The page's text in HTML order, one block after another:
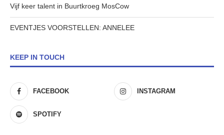
Vijf keer talent in Buurtkroeg MosCow
EVENTJES VOORSTELLEN: ANNELEE
KEEP IN TOUCH
FACEBOOK INSTAGRAM
SPOTIFY